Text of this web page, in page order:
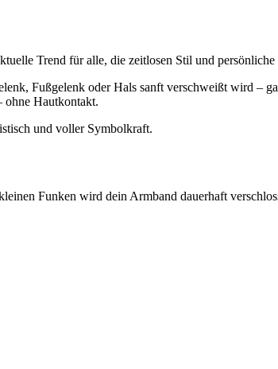
Trend für alle, die zeitlosen Stil und
Fußgelenk oder Hals sanft verschweißt wird –
ohne Hautkontakt.
und voller Symbolkraft.
Funken wird dein Armband dauerhaft